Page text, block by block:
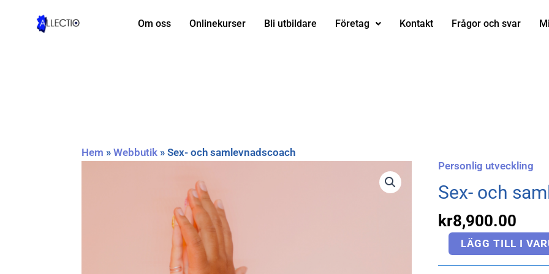
Om oss Onlinekurser Bli utbildare Företag Kontakt Frågor och svar
Hem »Webbutik »Sex- och samlevnadscoach
Personlig utveckling
Sex- och
kr8,900.00
Sex-
och
samlevnadscoach
mängd
LÄGG TILL I